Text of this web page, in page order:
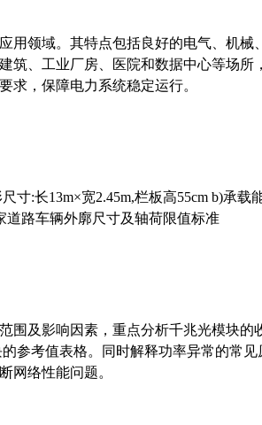
用领域。其特点包括良好的电气、机械
筑、工业厂房、医院和数据中心等场所
求，保障电力系统稳定运行。
寸:长13m×宽2.45m,栏板高55cm b)承载
道路车辆外廓尺寸及轴荷限值标准
围及影响因素，重点分析千兆光模块的
参考值表格。同时解释功率异常的常
网络性能问题。